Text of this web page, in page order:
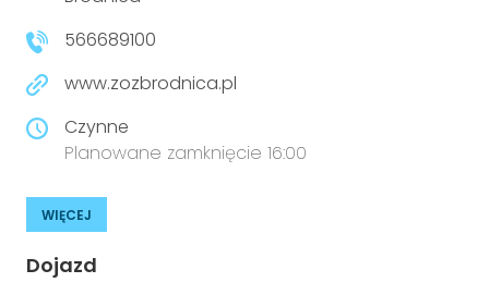
Prawo
Prawa osób z niepełnosprawnościami
566689100
www.zozbrodnica.pl
Czynne
Planowane zamknięcie 16:00
WIĘCEJ
Dojazd